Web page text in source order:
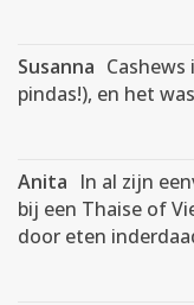
Susanna
pindas!), en het
Anita In al zijn
bij een Thaise of
door eten